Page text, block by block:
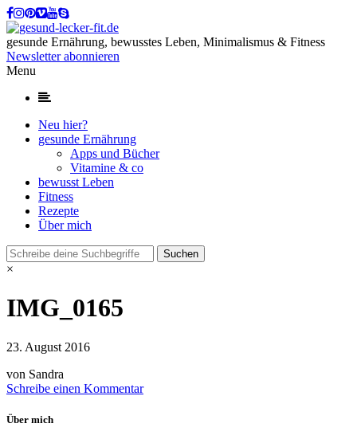
gesunde Ernährung, bewusstes Leben, Minimalismus & Fitness
Newsletter abonnieren
Menu
Neu hier?
gesunde Ernährung
Apps und Bücher
Vitamine & co
bewusst Leben
Fitness
Rezepte
Über mich
×
IMG_0165
23. August 2016
von Sandra
Schreibe einen Kommentar
Über mich